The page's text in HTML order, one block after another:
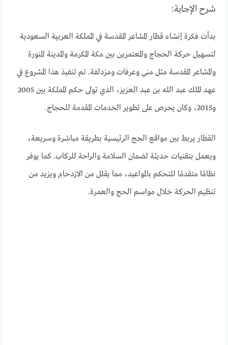
شرح الإجابة:
بدأت فكرة إنشاء قطار المشاعر المقدسة في المملكة العربية السعودية
لتسهيل حركة الحجاج والمعتمرين بين مكة المكرمة والمدينة المنورة
والمشاعر المقدسة مثل منى وعرفات ومزدلفة. تم تنفيذ هذا المشروع في
عهد الملك عبد الله بن عبد العزيز، الذي تولى حكم المملكة بين 2005
و2015، وكان يحرص على تطوير الخدمات المقدمة للحجاج.
القطار يربط بين مواقع الحج الرئيسية بطريقة مباشرة وسريعة،
ويعمل بتقنيات حديثة لضمان السلامة والراحة للركاب. كما يوفر
نظامًا متقدمًا للتحكم بالمواعيد، مما يقلل من الازدحام ويزيد من
تنظيم الحركة خلال مواسم الحج والعمرة.